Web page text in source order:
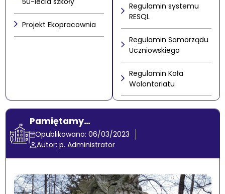
Pamiętamy…
Opublikowano: 06/03/2023
Autor: p. Administrator
Projekt Ekopracownia
Regulamin systemu
RESQL
Regulamin Samorządu
Uczniowskiego
Regulamin Koła
Wolontariatu